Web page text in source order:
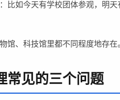
比如今天有学校团体参观，明
馆、科技馆里都不同程度地存在
常见的三个问题